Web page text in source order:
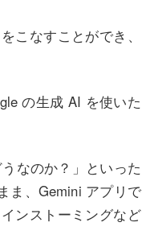
こなすことができ、
の生成 AI を使いた
なのか？」といった
ま、Gemini アプリで
ンストーミングなど